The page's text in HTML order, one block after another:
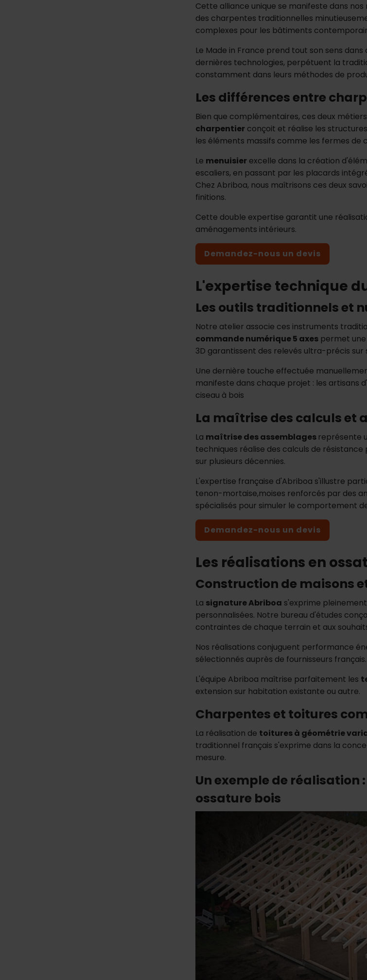
Cette alliance unique se manifeste dans
des charpentes traditionnelles
complexes pour les bâtiments
Le Made in France prend tout son sens
dernières technologies, perpétuent la
constamment dans leurs méthodes de
Les différences entre
Bien que complémentaires, ces deux
charpentier conçoit et réalise les
les éléments massifs comme les fermes
Le menuisier excelle dans la création
escaliers, en passant par les placards
Chez Abriboa, nous maîtrisons ces deux
finitions.
Cette double expertise garantit une
aménagements intérieurs.
Demandez-nous un devis
L'expertise technique
Les outils traditionnels et
Notre atelier associe ces instruments
commande numérique 5 axes permet
3D garantissent des relevés ultra-précis sur
Une dernière touche effectuée
manifeste dans chaque projet : les artisans
ciseau à bois
La maîtrise des calculs et
La maîtrise des assemblages représente
techniques réalise des calculs de
sur plusieurs décennies.
L'expertise française d'Abriboa s'illustre
tenon-mortaise,moises renforcés par des
spécialisés pour simuler le comportement
Demandez-nous un devis
Les réalisations en
Construction de maisons
La signature Abriboa s'exprime
personnalisées. Notre bureau d'études
contraintes de chaque terrain et aux
Nos réalisations conjuguent performance
sélectionnés auprès de fournisseurs français.
L'équipe Abriboa maîtrise parfaitement les
extension sur habitation existante ou autre.
Charpentes et toitures
La réalisation de toitures à géométrie
traditionnel français s'exprime dans la
mesure.
Un exemple de
ossature bois